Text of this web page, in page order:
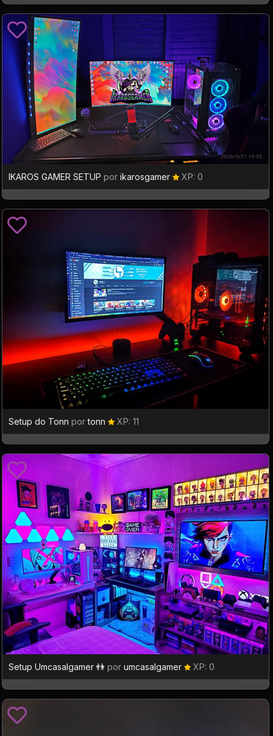
IKAROS GAMER SETUP por ikarosgamer XP: 0
Setup do Tonn portonn XP: 11
Setup Umcasalgamer 👫 por umcasalgamer XP: 0